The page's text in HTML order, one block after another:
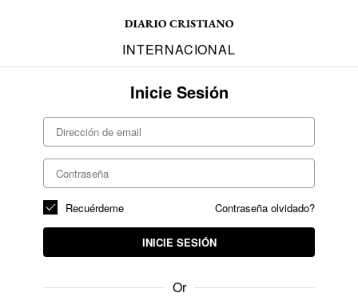
INTERNACIONAL
Inicie Sesión
Contraseña olvidado?
Recuérdeme
INICIE SESIÓN
Or